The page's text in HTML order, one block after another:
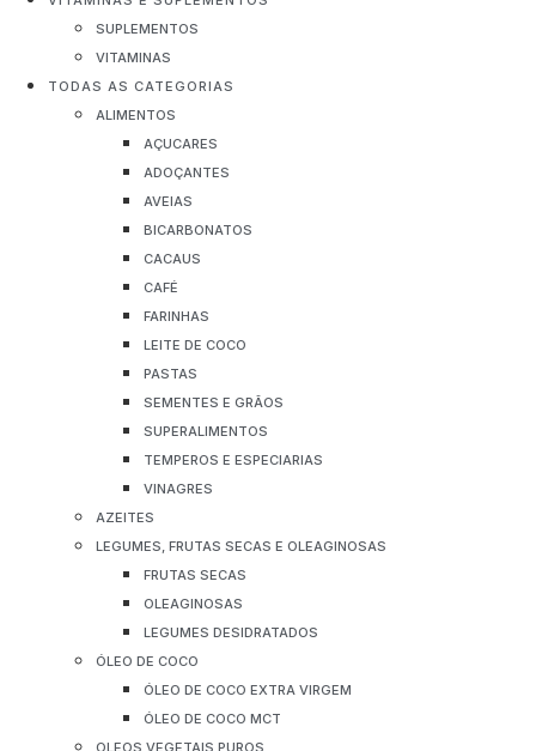
SUPLEMENTOS
VITAMINAS
TODAS AS CATEGORIAS
ALIMENTOS
AÇUCARES
ADOÇANTES
AVEIAS
BICARBONATOS
CACAUS
CAFÉ
FARINHAS
LEITE DE COCO
PASTAS
SEMENTES E GRÃOS
SUPERALIMENTOS
TEMPEROS E ESPECIARIAS
VINAGRES
AZEITES
LEGUMES, FRUTAS SECAS E OLEAGINOSAS
FRUTAS SECAS
OLEAGINOSAS
LEGUMES DESIDRATADOS
ÓLEO DE COCO
ÓLEO DE COCO EXTRA VIRGEM
ÓLEO DE COCO MCT
OLEOS VEGETAIS PUROS